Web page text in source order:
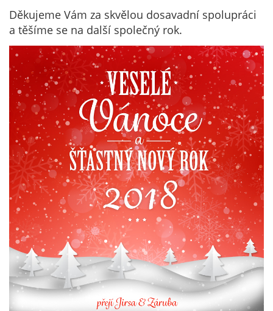
Děkujeme Vám za skvělou dosavadní spolupráci
a těšíme se na další společný rok.